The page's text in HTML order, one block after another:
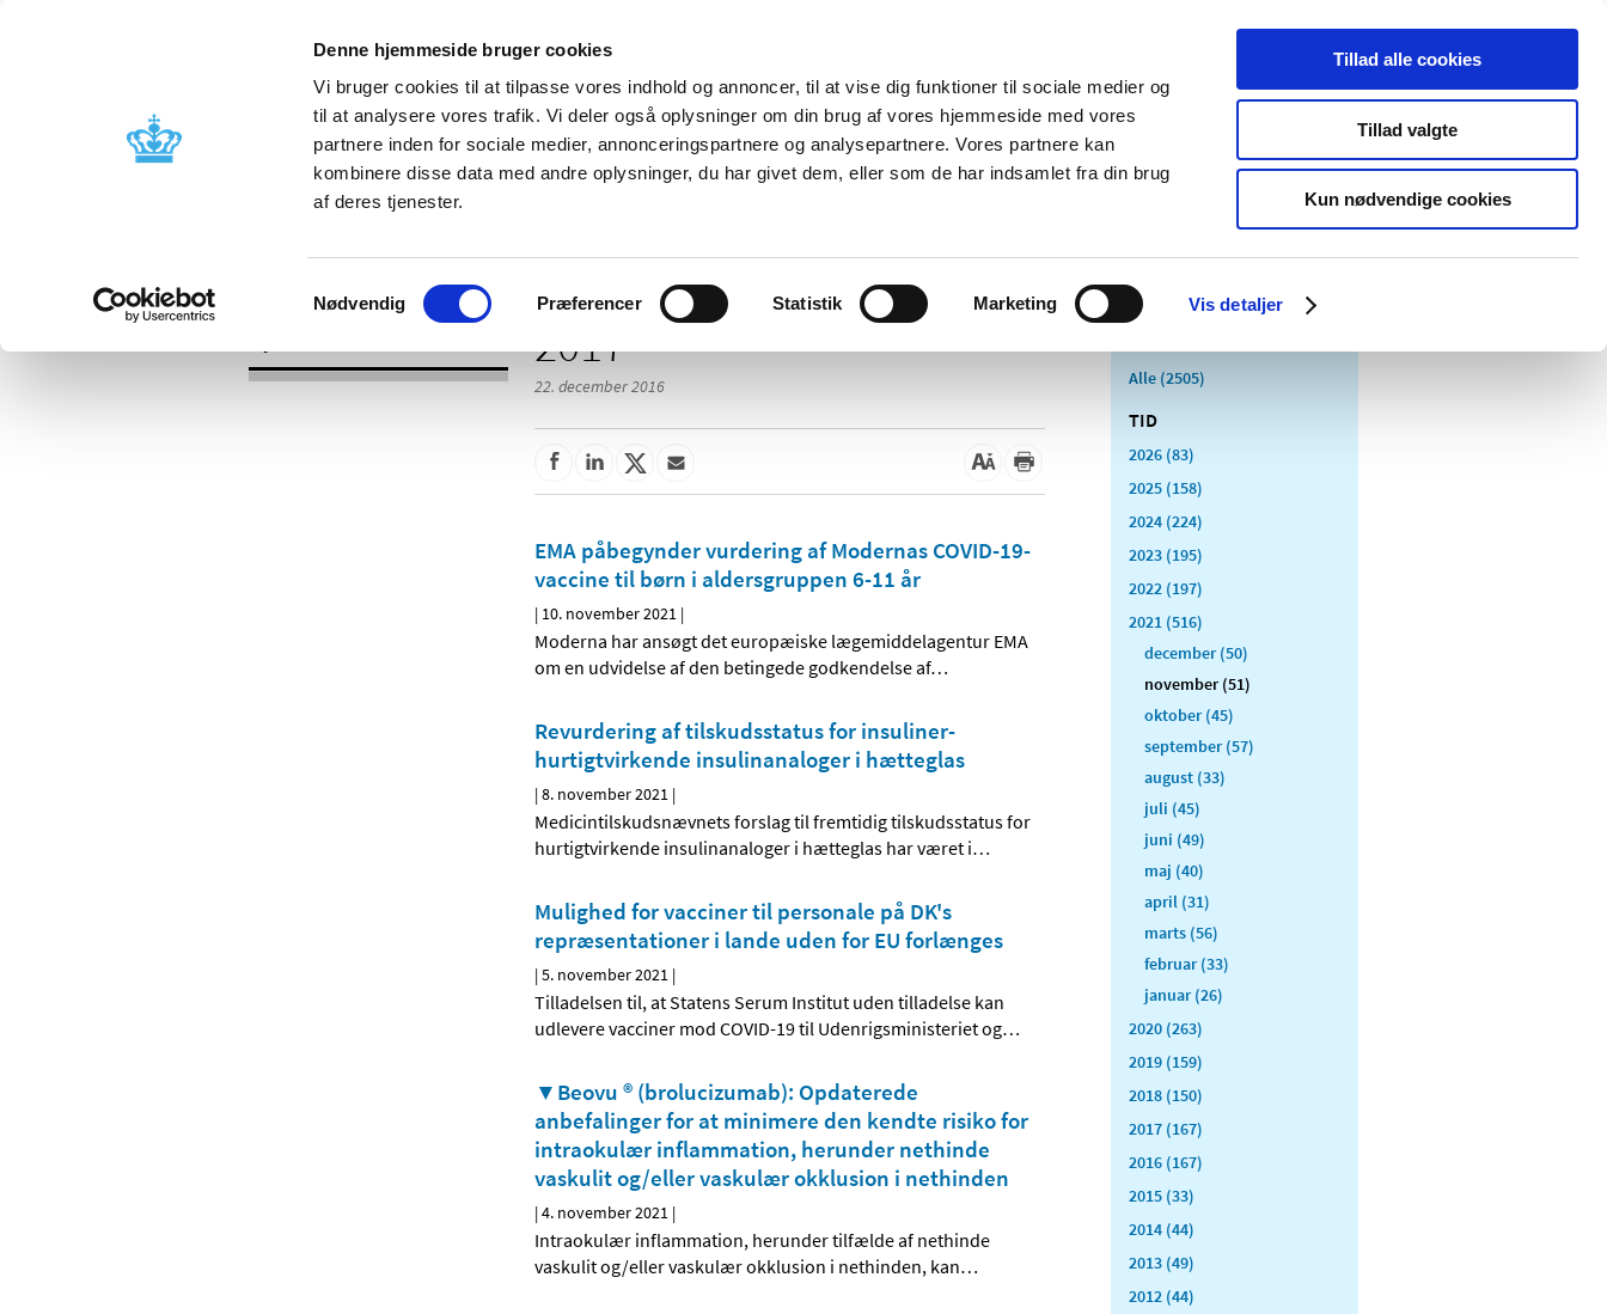
Denne hjemmeside bruger cookies
Vi bruger cookies til at tilpasse vores indhold og annoncer, til at vise dig funktioner til sociale medier og
til at analysere vores trafik. Vi deler også oplysninger om din brug af vores hjemmeside med vores
partnere inden for sociale medier, annonceringspartnere og analysepartnere. Vores partnere kan
kombinere disse data med andre oplysninger, du har givet dem, eller som de har indsamlet fra din brug
af deres tjenester.
Samtykkevalg
Nødvendig Præferencer Statistik Marketing Vis detaljer
Tillad alle cookies
Tillad valgte
Kun nødvendige cookies
Nyheder Om os Kontakt Udgivelser
Godkendelse og
Bivirkninger og
produktinformation
Tilskud og
Apoteker og salg af
Medicinsk
Særlige
produktområder
2017
22. december 2016
EMA påbegynder vurdering af Modernas COVID-19-
vaccine til børn i aldersgruppen 6-11 år
| 10. november 2021 |
Moderna har ansøgt det europæiske lægemiddelagentur EMA
om en udvidelse af den betingede godkendelse af…
Revurdering af tilskudsstatus for insuliner-
hurtigtvirkende insulinanaloger i hætteglas
|8. november 2021 |
Medicintilskudsnævnets forslag til fremtidig tilskudsstatus for
hurtigtvirkende insulinanaloger i hætteglas har været i…
Mulighed for vacciner til personale på DK's
repræsentationer i lande uden for EU forlænges
|5. november 2021 |
Tilladelsen til, at Statens Serum Institut uden tilladelse kan
udlevere vacciner mod COVID-19 til Udenrigsministeriet og…
▼Beovu ® (brolucizumab): Opdaterede
anbefalinger for at minimere den kendte risiko for
intraokulær inflammation, herunder nethinde
vaskulit og/eller vaskulær okklusion i nethinden
|4. november 2021 |
Intraokulær inflammation, herunder tilfælde af nethinde
vaskulit og/eller vaskulær okklusion i nethinden, kan…
Alle (2505)
TID
2026 (83)
2025 (158)
2024 (224)
2023 (195)
2022 (197)
2021 (516)
december (50)
november (51)
oktober (45)
september (57)
august (33)
juli (45)
juni (49)
maj (40)
april (31)
marts (56)
februar (33)
januar (26)
2020 (263)
2019 (159)
2018 (150)
2017 (167)
2016 (167)
2015 (33)
2014 (44)
2013 (49)
2012 (44)